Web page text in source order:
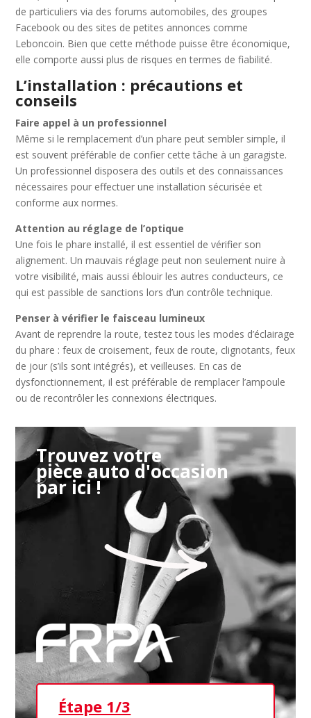
de particuliers via des forums automobiles, des groupes
Facebook ou des sites de petites annonces comme
Leboncoin. Bien que cette méthode puisse être économique,
elle comporte aussi plus de risques en termes de fiabilité.
L’installation : précautions et
conseils
Faire appel à un professionnel
Même si le remplacement d’un phare peut sembler simple, il
est souvent préférable de confier cette tâche à un garagiste.
Un professionnel disposera des outils et des connaissances
nécessaires pour effectuer une installation sécurisée et
conforme aux normes.
Attention au réglage de l’optique
Une fois le phare installé, il est essentiel de vérifier son
alignement. Un mauvais réglage peut non seulement nuire à
votre visibilité, mais aussi éblouir les autres conducteurs, ce
qui est passible de sanctions lors d’un contrôle technique.
Penser à vérifier le faisceau lumineux
Avant de reprendre la route, testez tous les modes d’éclairage
du phare : feux de croisement, feux de route, clignotants, feux
de jour (s’ils sont intégrés), et veilleuses. En cas de
dysfonctionnement, il est préférable de remplacer l’ampoule
ou de recontrôler les connexions électriques.
Trouvez votre
pièce auto d'occasion
par ici !
Étape 1/3